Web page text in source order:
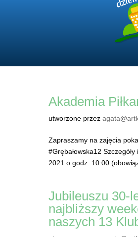
Akademia
utworzone przez
Zapraszamy na zajęcia
#Grębałowska12
2021 o godz. 10:00
Jubileuszu 30-
najbliższy
naszych 13